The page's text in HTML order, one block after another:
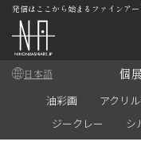
発信はここから始まるファインアー
日本語 個
油彩画 アクリ
ジークレー
シ